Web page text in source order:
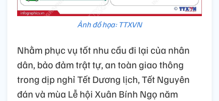
Ảnh đồ họa: TTXVN
Nhằm phục vụ tốt nhu cầu đi lại của nhân
dân, bảo đảm trật tự, an toàn giao thông
trong dịp nghỉ Tết Dương lịch, Tết Nguyên
đán và mùa Lễ hội Xuân Bính Ngọ năm